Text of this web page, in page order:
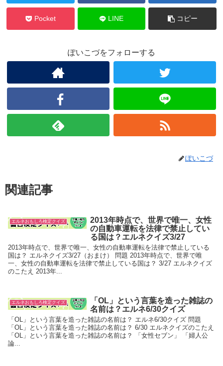
Pocket LINE コピー
ぽいこづをフォローする
ぽいこづ
関連記事
エルネおもしろ検定クイズ
2013年時点で、世界で唯一、女性
の自動車運転を法律で禁止してい
る国は？エルネクイズ3/27
2013年時点で、世界で唯一、女性の自動車運転を法律で禁止している
国は？ エルネクイズ3/27（おまけ） 問題 2013年時点で、世界で唯
一、女性の自動車運転を法律で禁止している国は？ 3/27 エルネクイズ
のこたえ 2013年...
エルネおもしろ検定クイズ
「OL」という言葉を造った雑誌の
名前は？エルネ6/30クイズ
「OL」という言葉を造った雑誌の名前は？ エルネ6/30クイズ 問題
「OL」という言葉を造った雑誌の名前は？ 6/30 エルネクイズのこたえ
「OL」という言葉を造った雑誌の名前は？ 「女性セブン」 「婦人公
論...